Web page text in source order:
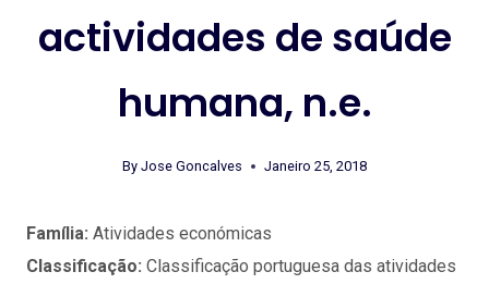
actividades de saúde
humana, n.e.
By Jose Goncalves Janeiro 25, 2018
Família: Atividades económicas
Classificação: Classificação portuguesa das atividades